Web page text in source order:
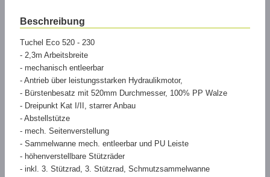
Beschreibung
Tuchel Eco 520 - 230
- 2,3m Arbeitsbreite
- mechanisch entleerbar
- Antrieb über leistungsstarken Hydraulikmotor,
- Bürstenbesatz mit 520mm Durchmesser, 100% PP Walze
- Dreipunkt Kat I/II, starrer Anbau
- Abstellstütze
- mech. Seitenverstellung
- Sammelwanne mech. entleerbar und PU Leiste
- höhenverstellbare Stützräder
- inkl. 3. Stützrad, 3. Stützrad, Schmutzsammelwanne